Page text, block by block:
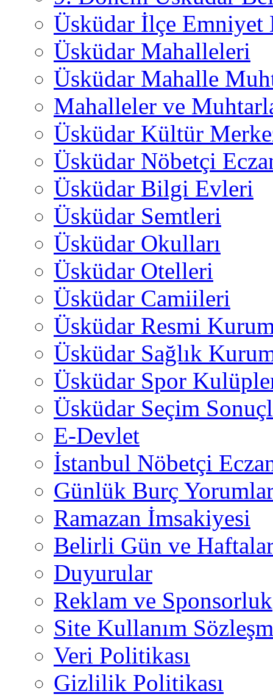
Üsküdar İlçe
Üsküdar Mahalleleri
Üsküdar Mahalle
Mahalleler ve
Üsküdar Kültür
Üsküdar Nöbetçi
Üsküdar Bilgi Evleri
Üsküdar Semtleri
Üsküdar Okulları
Üsküdar Otelleri
Üsküdar Camiileri
Üsküdar Resmi
Üsküdar Sağlık
Üsküdar Spor
Üsküdar Seçim
E-Devlet
İstanbul Nöbetçi
Günlük Burç
Ramazan İmsakiyesi
Belirli Gün ve
Duyurular
Reklam ve Sponsorluk
Site Kullanım
Veri Politikası
Gizlilik Politikası